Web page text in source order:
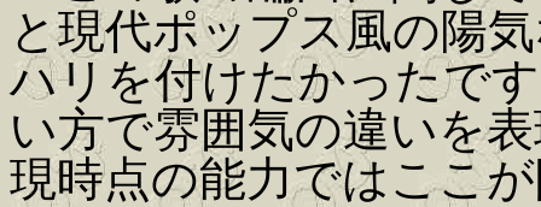
と現代ポップス風の陽
ハリを付けたかったで
い方で雰囲気の違いを
現時点の能力ではここ